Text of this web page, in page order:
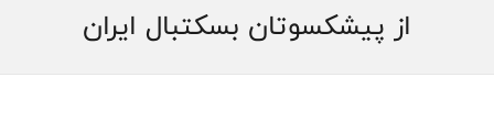
از پیشکسوتان بسکتبال ایران